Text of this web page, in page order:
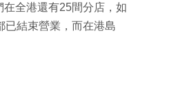
全港還有25間分店，如
已結束營業，而在港島